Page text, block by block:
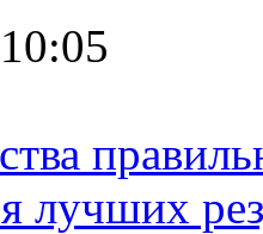
лучших